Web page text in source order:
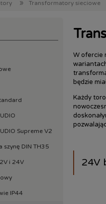
» Transformatory sieciowe
Supreme V2
szynę DIN TH35
i 24V
IP44
W ofercie
będzie
Każdy
24V